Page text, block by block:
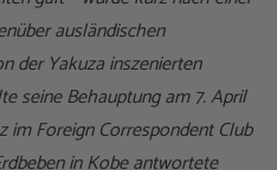
ausländischen
der Yakuza inszenierten
seine Behauptung am 7. April
im Foreign Correspondent Club
in Kobe antwortete